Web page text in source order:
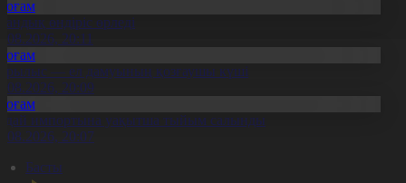
өндіріс өрледі
20:11
— ел дамуының қозғаушы күші
20:09
импортына уақытша тыйым салынды
20:07
Басты